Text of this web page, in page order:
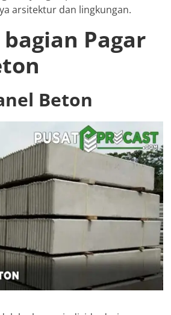
arsitektur dan lingkungan.
bagian Pagar
Beton